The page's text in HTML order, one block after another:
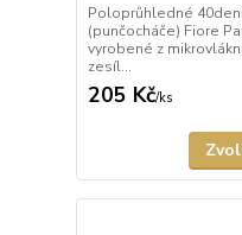
Poloprůhledné
(punčocháče) Fiore
vyrobené z
zesíl...
205 Kč/ks